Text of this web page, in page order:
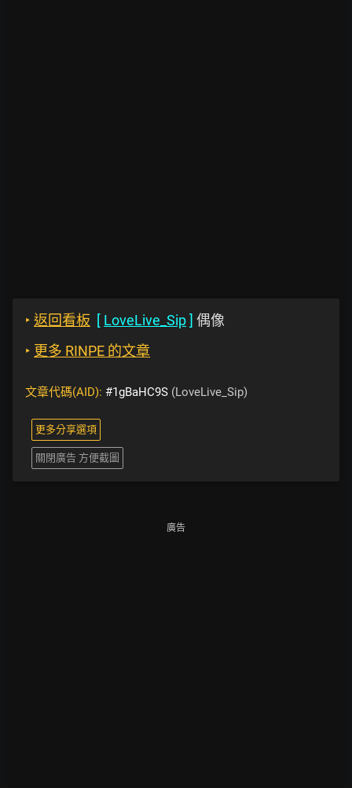
‣ 返回看板 [ LoveLive_Sip] 偶像
‣ 更多 RINPE 的文章
文章代碼(AID): #1gBaHC9S (LoveLive_Sip)
更多分享選項
關閉廣告 方便截圖
廣告